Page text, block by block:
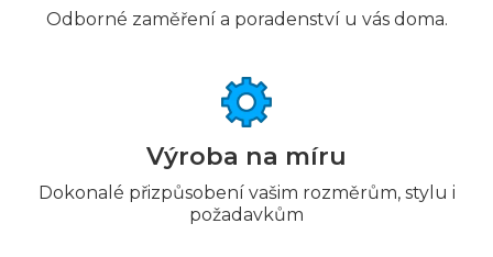
Odborné zaměření a poradenství u vás doma.
Výroba na míru
Dokonalé přizpůsobení vašim rozměrům, stylu i
požadavkům